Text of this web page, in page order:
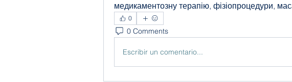
медикаментозну терапію, фізіопроцедури,
0
0 Comments
Escribir un comentario...